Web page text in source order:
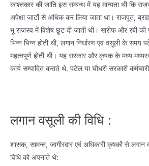
काश्तकार की जाति इस सम्बन्ध में यह मान्यता थी कि
अपेक्षा जाटों से अधिक कर लिया जाता था। राजपूत,
भू राजस्व में विशेष छुट दी जाती थी। खरीफ और रबी की
भिन्न भिन्न होती थी, लगान निर्धारण एवं वसूली के समय
महत्वपूर्ण होती थी। यह सरकार और कृषक के मध्य
कार्य सम्पादित कराते थे, पटेल या चौधरी सरकारी
लगान वसूली की विधि :
शासक, सामन्त, जागीरदार एवं अधिकारी कृषकों से
विधि को अपनाते थे: